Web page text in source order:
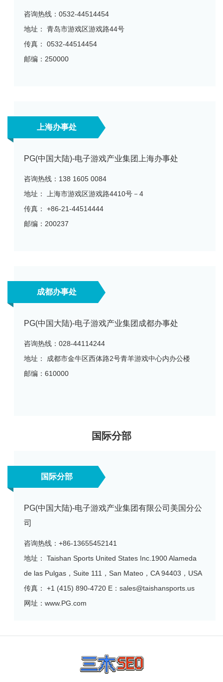
咨询热线：0532-44514454
地址： 青岛市游戏区游戏路44号
传真： 0532-44514454
邮编：250000
上海办事处
PG(中国大陆)-电子游戏产业集团上海办事处
咨询热线：138 1605 0084
地址： 上海市游戏区游戏路4410号－4
传真： +86-21-44514444
邮编：200237
成都办事处
PG(中国大陆)-电子游戏产业集团成都办事处
咨询热线：028-44114244
地址： 成都市金牛区西体路2号青羊游戏中心内办公楼
邮编：610000
国际分部
国际分部
PG(中国大陆)-电子游戏产业集团有限公司美国分公
司
咨询热线：+86-13655452141
地址： Taishan Sports United States Inc.1900 Alameda
de las Pulgas，Suite 111，San Mateo，CA 94403，USA
传真： +1 (415) 890-4720 E：sales@taishansports.us
网址：www.PG.com